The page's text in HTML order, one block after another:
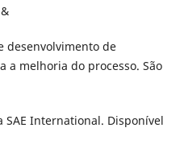
desenvolvimento de
a melhoria do processo. São
SAE International. Disponível